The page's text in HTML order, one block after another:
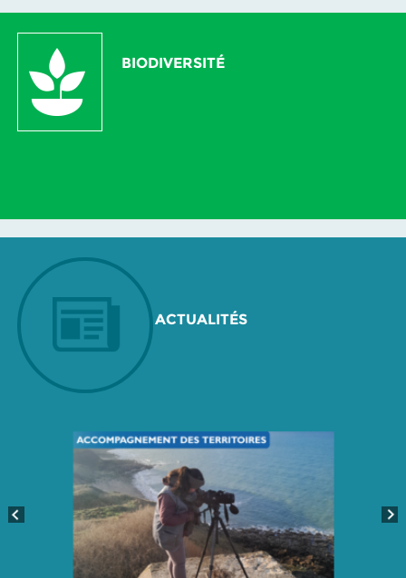
BIODIVERSITÉ
ACTUALITÉS